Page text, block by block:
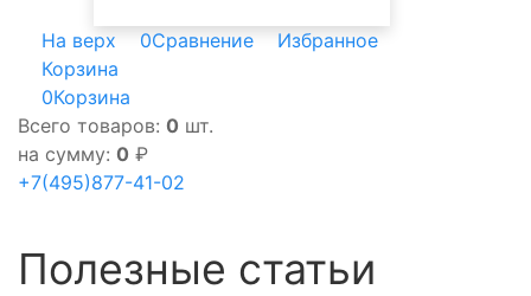
На верх 0Сравнение
Избранное
Корзина
0Корзина
Всего товаров: 0 шт.
на сумму: 0 ₽
+7(495)877-41-02
Полезные статьи